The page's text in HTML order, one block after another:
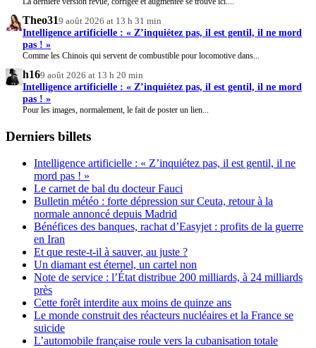
Theo319 août 2026 at 13 h 31 min
Intelligence artificielle : « Z’inquiétez pas, il est gentil, il ne mord
pas ! »
Comme les Chinois qui servent de combustible pour locomotive dans...
h169 août 2026 at 13 h 20 min
Intelligence artificielle : « Z’inquiétez pas, il est gentil, il ne mord
pas ! »
Pour les images, normalement, le fait de poster un lien...
Derniers billets
Intelligence artificielle : « Z’inquiétez pas, il est gentil, il ne
mord pas ! »
Le carnet de bal du docteur Fauci
Bulletin météo : forte dépression sur Ceuta, retour à la
normale annoncé depuis Madrid
Bénéfices des banques, rachat d’Easyjet : profits de la guerre
en Iran
Et que reste-t-il à sauver, au juste ?
Un diamant est éternel, un cartel non
Note de service : l’État distribue 200 milliards, à 24 milliards
près
Cette forêt interdite aux moins de quinze ans
Le monde construit des réacteurs nucléaires et la France se
suicide
L’automobile française roule vers la cubanisation totale